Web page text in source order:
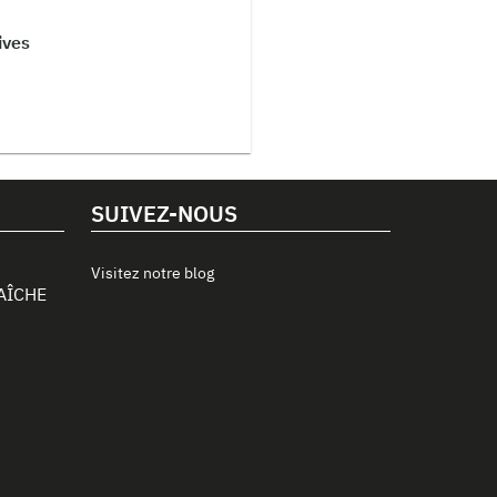
SUIVEZ-NOUS
Visitez notre blog